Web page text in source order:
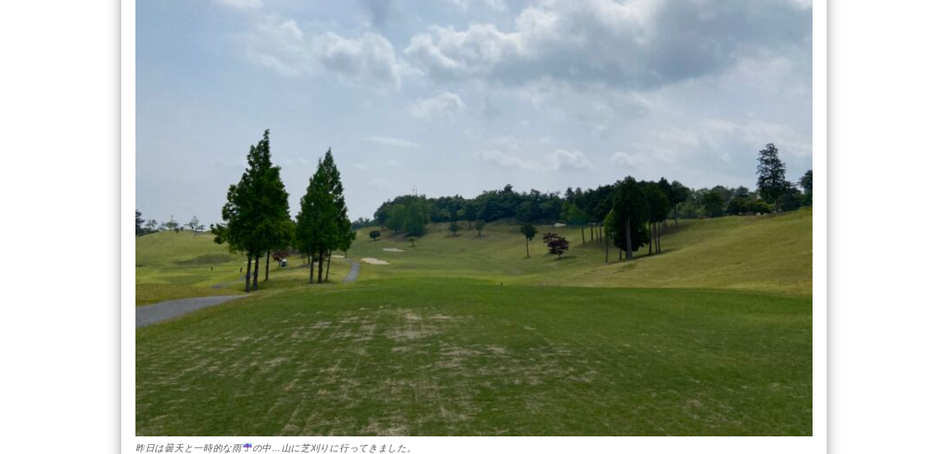
昨日は曇天と一時的な雨 の中…山に芝刈りに行ってきました。